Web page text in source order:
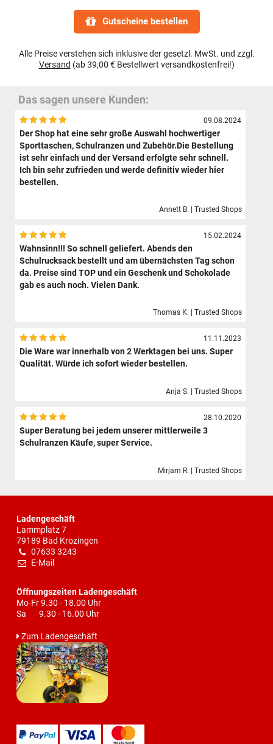
Gutscheine bestellen
Alle Preise verstehen sich inklusive der gesetzl. MwSt. und zzgl.
Versand (ab 39,00 € Bestellwert versandkostenfrei!)
Das sagen unsere Kunden:
09.08.2024
Der Shop hat eine sehr große Auswahl hochwertiger
Sporttaschen, Schulranzen und Zubehör.Die Bestellung
ist sehr einfach und der Versand erfolgte sehr schnell.
Ich bin sehr zufrieden und werde definitiv wieder hier
bestellen.
Annett B. | Trusted Shops
15.02.2024
Wahnsinn!!! So schnell geliefert. Abends den
Schulrucksack bestellt und am übernächsten Tag schon
da. Preise sind TOP und ein Geschenk und Schokolade
gab es auch noch. Vielen Dank.
Thomas K. | Trusted Shops
11.11.2023
Die Ware war innerhalb von 2 Werktagen bei uns. Super
Qualität. Würde ich sofort wieder bestellen.
Anja S. | Trusted Shops
28.10.2020
Super Beratung bei jedem unserer mittlerweile 3
Schulranzen Käufe, super Service.
Mirjam R. | Trusted Shops
Ladengeschäft
Lammplatz 7
79189 Bad Krozingen
07633 3243
E-Mail
Öffnungszeiten Ladengeschäft
Mo-Fr 9.30 - 18.00 Uhr
Sa 9.30 - 16.00 Uhr
Zum Ladengeschäft